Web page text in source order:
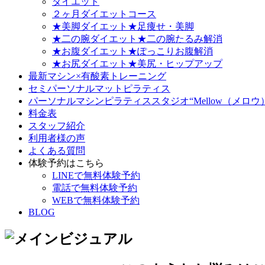
２ヶ月ダイエットコース
★美脚ダイエット★足痩せ・美脚
★二の腕ダイエット★二の腕たるみ解消
★お腹ダイエット★ぽっこりお腹解消
★お尻ダイエット★美尻・ヒップアップ
最新マシン×有酸素トレーニング
セミパーソナルマットピラティス
パーソナルマシンピラティススタジオ“Mellow（メロウ
料金表
スタッフ紹介
利用者様の声
よくある質問
体験予約はこちら
LINEで無料体験予約
電話で無料体験予約
WEBで無料体験予約
BLOG